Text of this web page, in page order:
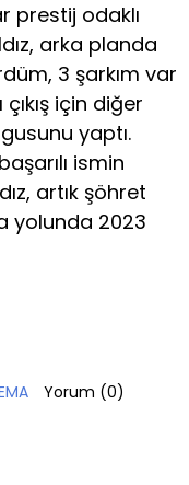
prestij odaklı
arka planda
3 şarkım var
için diğer
yaptı.
ismin
artık şöhret
yolunda 2023
Yorum (0)